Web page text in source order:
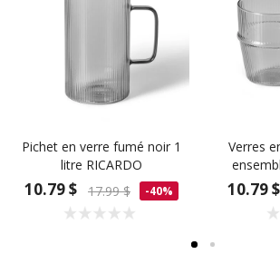
Pichet en verre fumé noir 1
litre RICARDO
10.79 $ 17.99 $ -40%
Verres
10.79 $